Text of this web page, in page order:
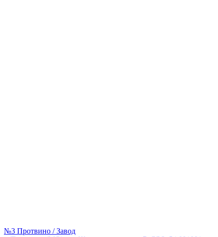
№3 Протвино / Завод